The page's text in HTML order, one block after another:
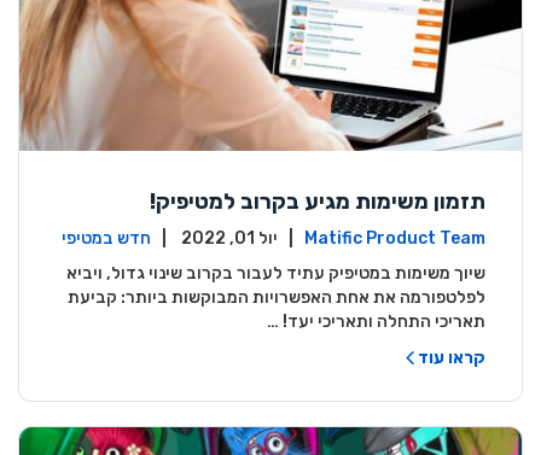
תזמון משימות מגיע בקרוב למטיפיק!
Matific Product Team
חדש במטיפי
שיוך משימות במטיפיק עתיד לעבור בקרוב שינוי גדול, ויביא
לפלטפורמה את אחת האפשרויות המבוקשות ביותר: קביעת
תאריכי התחלה ותאריכי יעד! …
קראו עוד